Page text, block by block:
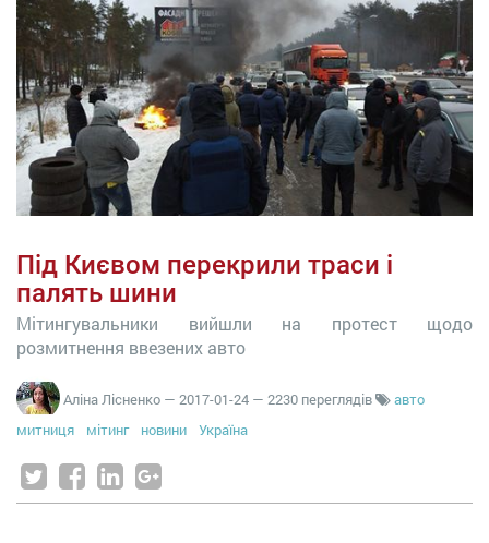
Під Києвом перекрили траси і
палять шини
Мітингувальники вийшли на протест щодо
розмитнення ввезених авто
Аліна Лісненко — 2017-01-24 — 2230 переглядів
авто
митниця
мітинг новини Україна